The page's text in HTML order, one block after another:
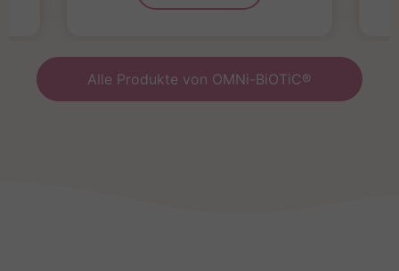
Alle Produkte von OMNi-BiOTiC®